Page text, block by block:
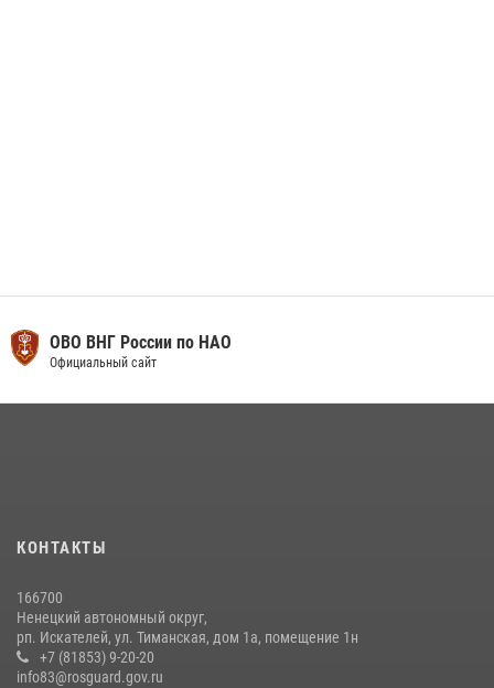
ОВО ВНГ России по НАО
Официальный сайт
КОНТАКТЫ
166700
Ненецкий автономный округ,
рп. Искателей, ул. Тиманская, дом 1а, помещение 1н
+7 (81853) 9-20-20
info83@rosguard.gov.ru